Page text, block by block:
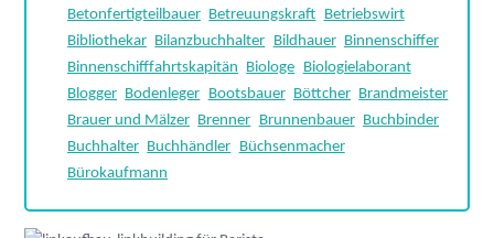
Betonfertigteilbauer
Betreuungskraft
Betriebswirt
Bibliothekar
Bilanzbuchhalter Bildhauer
Binnenschiffer
Binnenschifffahrtskapitän
Biologe
Biologielaborant
Blogger
Bodenleger Bootsbauer Böttcher
Brandmeister
Brauer und Mälzer
Brenner Brunnenbauer
Buchbinder
Buchhalter
Buchhändler
Büchsenmacher
Bürokaufmann